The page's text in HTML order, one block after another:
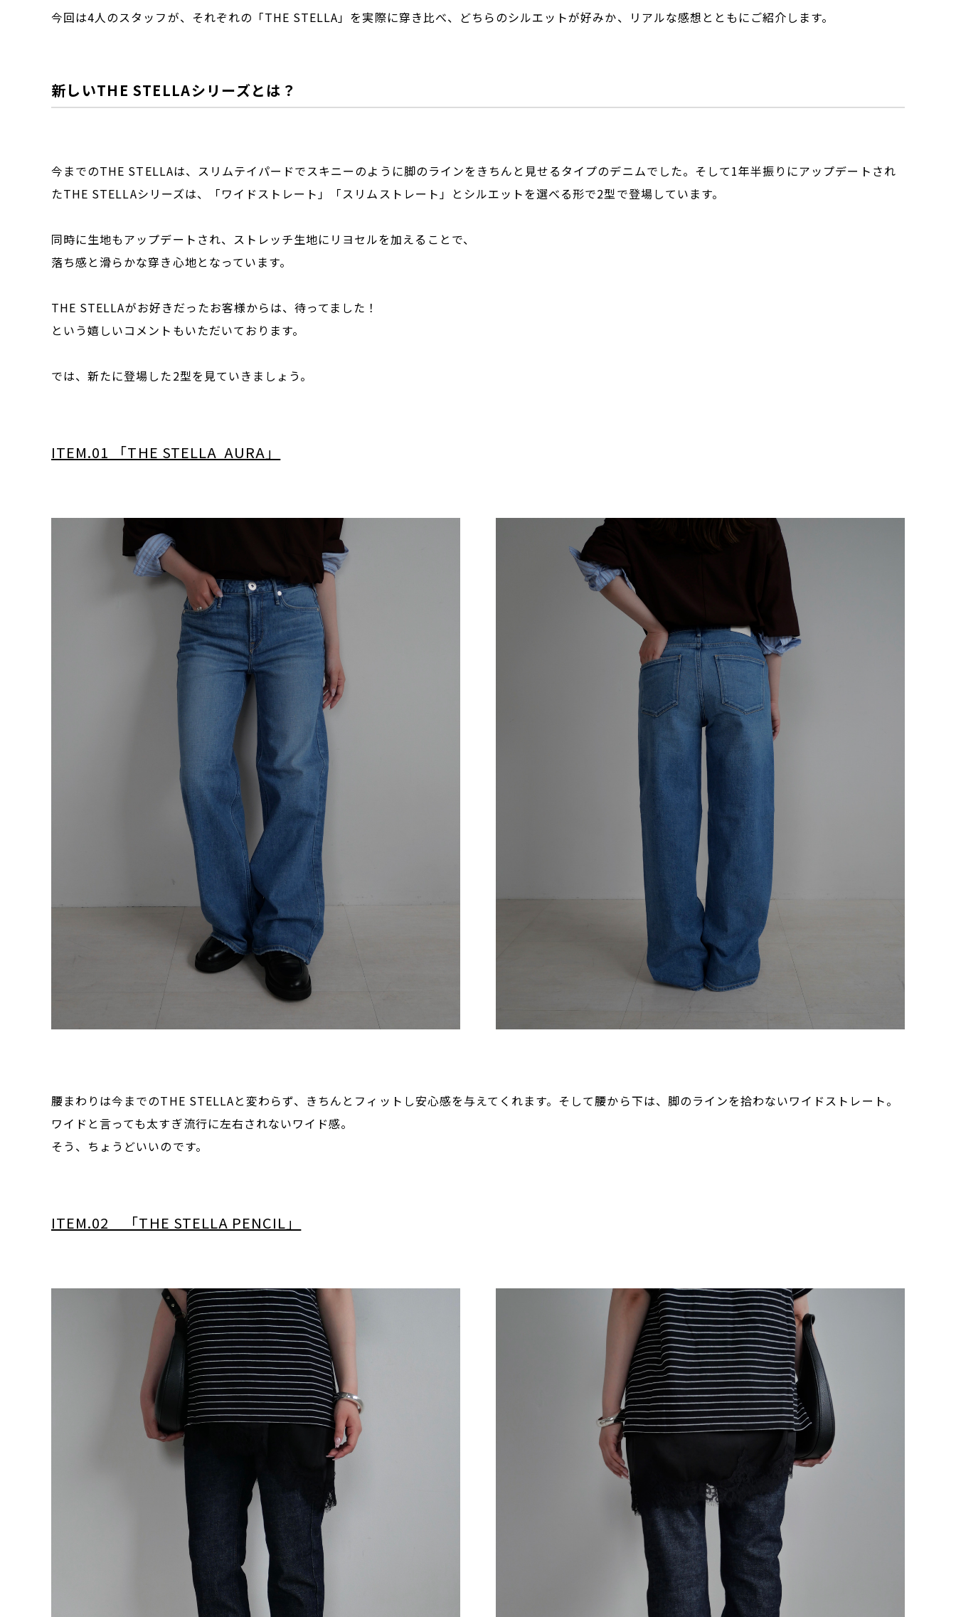
今回は4人のスタッフが、それぞれの「THE STELLA」を実際に穿き比べ、どちらのシルエットが好みか、リアルな感想とともにご紹介します。
新しいTHE STELLAシリーズとは？
今までのTHE STELLAは、スリムテイパードでスキニーのように脚のラインをきちんと見せるタイプのデニムでした。そして1年半振りにアップデートされ
たTHE STELLAシリーズは、「ワイドストレート」「スリムストレート」とシルエットを選べる形で2型で登場しています。
同時に生地もアップデートされ、ストレッチ生地にリヨセルを加えることで、
落ち感と滑らかな穿き心地となっています。
THE STELLAがお好きだったお客様からは、待ってました！
という嬉しいコメントもいただいております。
では、新たに登場した2型を見ていきましょう。
ITEM.01 「THE STELLA AURA」
腰まわりは今までのTHE STELLAと変わらず、きちんとフィットし安心感を与えてくれます。そして腰から下は、脚のラインを拾わないワイドストレート。
ワイドと言っても太すぎ流行に左右されないワイド感。
そう、ちょうどいいのです。
ITEM.02 「THE STELLA PENCIL」